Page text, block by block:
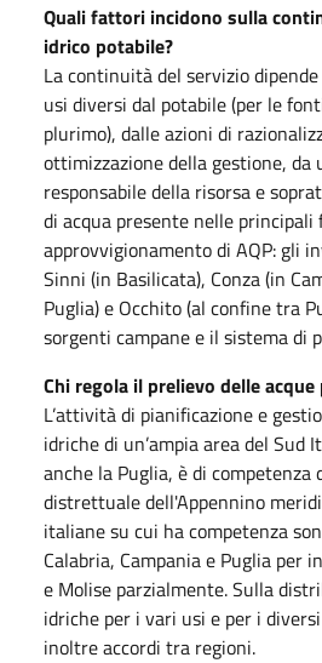
Quali fattori incidono sulla
idrico potabile?
La continuità del servizio
usi diversi dal potabile (per le
plurimo), dalle azioni di
ottimizzazione della gestione, da
responsabile della risorsa e
di acqua presente nelle principali
approvvigionamento di AQP: gli
Sinni (in Basilicata), Conza (in
Puglia) e Occhito (al confine tra
sorgenti campane e il sistema di
Chi regola il prelievo delle
L’attività di pianificazione e
idriche di un’ampia area del Sud
anche la Puglia, è di competenza
distrettuale dell'Appennino
italiane su cui ha competenza
Calabria, Campania e Puglia per
e Molise parzialmente. Sulla
idriche per i vari usi e per i
inoltre accordi tra regioni.